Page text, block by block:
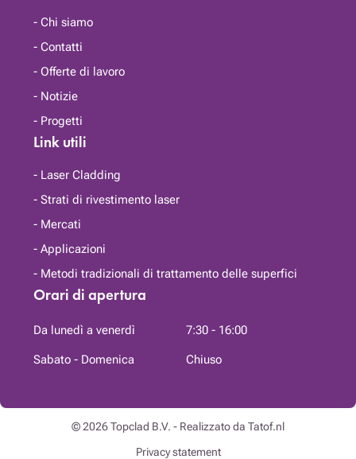
Chi siamo
Contatti
Offerte di lavoro
Notizie
Progetti
Link utili
Laser Cladding
Strati di rivestimento laser
Mercati
Applicazioni
Metodi tradizionali di trattamento delle superfici
Orari di apertura
Da lunedì a venerdì 7:30 - 16:00
Sabato - Domenica Chiuso
© 2026Topclad B.V. - Realizzato da Tatof.nl
Privacy statement